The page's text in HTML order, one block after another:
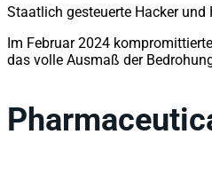
Staatlich gesteuerte Hacker
Im Februar 2024
das volle Ausmaß der
P